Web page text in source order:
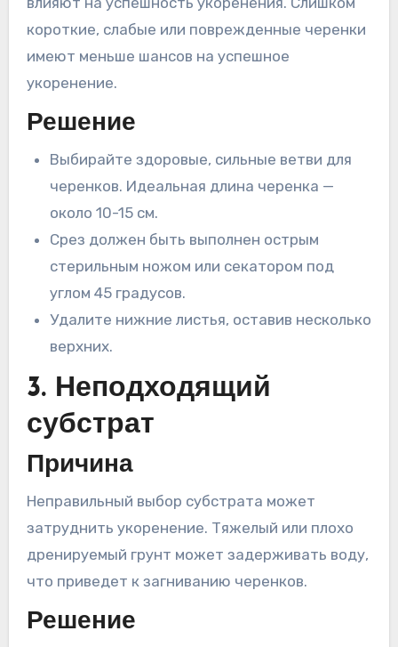
короткие, слабые или поврежденные черенки
имеют меньше шансов на успешное
укоренение.
Решение
Выбирайте здоровые, сильные ветви для
черенков. Идеальная длина черенка —
около 10-15 см.
Срез должен быть выполнен острым
стерильным ножом или секатором под
углом 45 градусов.
Удалите нижние листья, оставив несколько
верхних.
3. Неподходящий
субстрат
Причина
Неправильный выбор субстрата может
затруднить укоренение. Тяжелый или плохо
дренируемый грунт может задерживать воду,
что приведет к загниванию черенков.
Решение